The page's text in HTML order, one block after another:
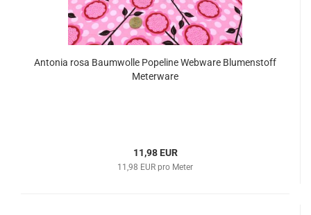
Antonia rosa Baumwolle Popeline Webware Blumenstoff
Meterware
11,98 EUR
11,98 EUR pro Meter